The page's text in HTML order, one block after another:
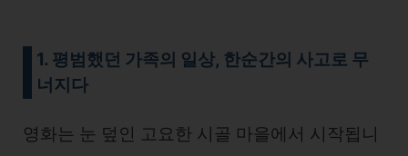
1. 평범했던 가족의 일상, 한순간의 사고로 무
너지다
영화는 눈 덮인 고요한 시골 마을에서 시작됩니